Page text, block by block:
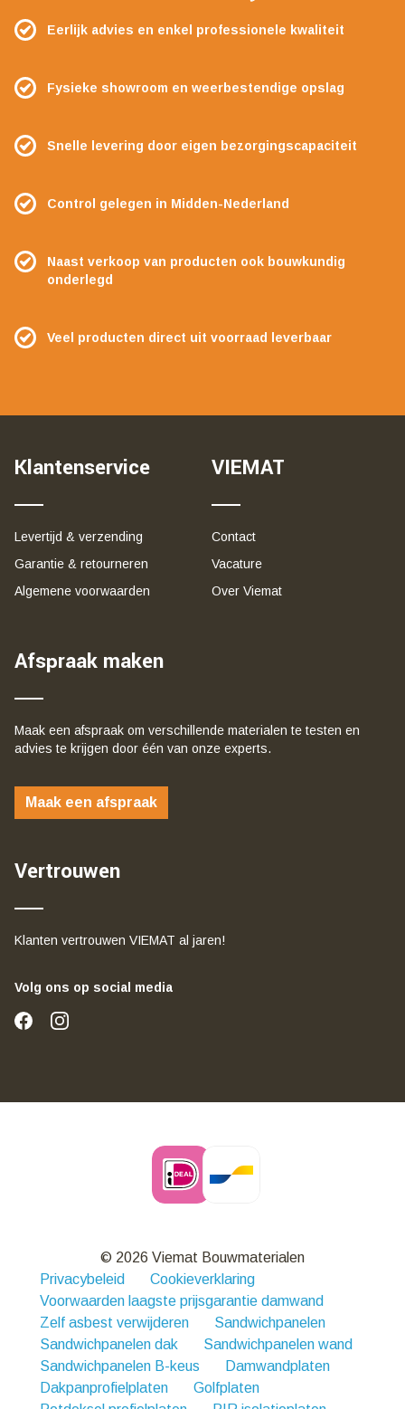
Eerlijk advies en enkel professionele kwaliteit
Fysieke showroom en weerbestendige opslag
Snelle levering door eigen bezorgingscapaciteit
Control gelegen in Midden-Nederland
Naast verkoop van producten ook bouwkundig
onderlegd
Veel producten direct uit voorraad leverbaar
Klantenservice
Levertijd & verzending
Garantie & retourneren
Algemene voorwaarden
VIEMAT
Contact
Vacature
Over Viemat
Afspraak maken
Maak een afspraak om verschillende materialen te testen en
advies te krijgen door één van onze experts.
Maak een afspraak
Vertrouwen
Klanten vertrouwen VIEMAT al jaren!
Volg ons op social media
© 2026 Viemat Bouwmaterialen
Privacybeleid
Cookieverklaring
Voorwaarden laagste prijsgarantie damwand
Zelf asbest verwijderen
Sandwichpanelen
Sandwichpanelen dak
Sandwichpanelen wand
Sandwichpanelen B-keus
Damwandplaten
Dakpanprofielplaten
Golfplaten